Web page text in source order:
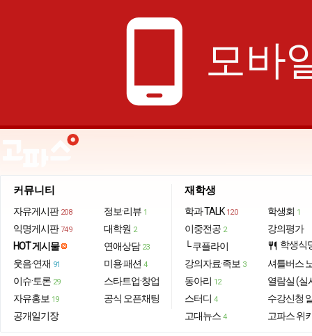
phone_android 모바
커뮤니티
자유게시판 208
익명게시판 749
HOT 게시물
웃음·연재 91
이슈·토론 29
자유홍보 19
공개일기장
정보·리뷰 1
대학원 2
연애상담 23
미용·패션 4
스타트업·창업
공식 오픈채팅
재학생
학과 TALK 120
이중전공 2
└ 쿠플라이
강의자료·족보 3
동아리 12
스터디 4
고대뉴스 4
학생회 1
강의평가
restaurant 학생식
셔틀버스
열람실 (실
수강신청
고파스 위